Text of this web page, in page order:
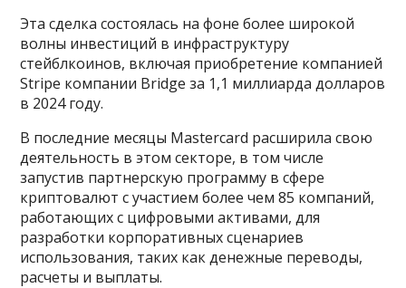
Эта сделка состоялась на фоне более широкой
волны инвестиций в инфраструктуру
стейблкоинов, включая приобретение компанией
Stripe компании Bridge за 1,1 миллиарда долларов
в 2024 году.
В последние месяцы Mastercard расширила свою
деятельность в этом секторе, в том числе
запустив партнерскую программу в сфере
криптовалют с участием более чем 85 компаний,
работающих с цифровыми активами, для
разработки корпоративных сценариев
использования, таких как денежные переводы,
расчеты и выплаты.